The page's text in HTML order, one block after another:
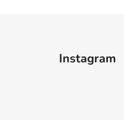
Instagram